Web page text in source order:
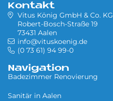
Kontakt
Vitus König GmbH & Co. KG
Robert-Bosch-Straße 19
73431 Aalen
info@vituskoenig.de
(0 73 61) 94 99-0
Navigation
Badezimmer Renovierung
Sa­ni­tär in Aa­len